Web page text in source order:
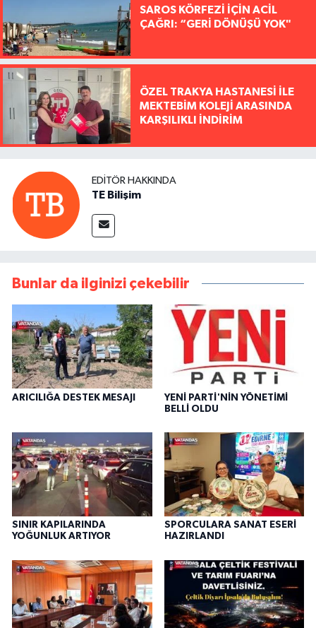
SAROS KÖRFEZİ İÇİN ACİL
ÇAĞRI: “GERİ DÖNÜŞÜ YOK"
ÖZEL TRAKYA HASTANESİ İLE
MEKTEBİM KOLEJİ ARASINDA
KARŞILIKLI İNDİRİM
EDITÖR HAKKINDA
TE Bilişim
Bunlar da ilginizi çekebilir
ARICILIĞA DESTEK MESAJI
YENİ PARTİ'NİN YÖNETİMİ
BELLİ OLDU
SINIR KAPILARINDA
YOĞUNLUK ARTIYOR
SPORCULARA SANAT ESERİ
HAZIRLANDI